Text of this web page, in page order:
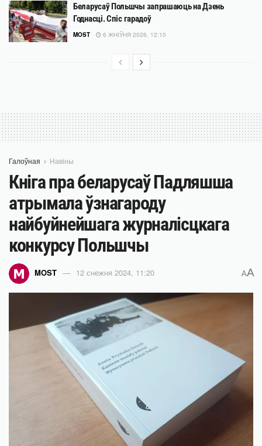
Беларусаў Польшчы запрашаюць на Дзень
Годнасці. Спіс гарадоў
MOST 6 ЖНІЎНЯ 2026, 12:10
Галоўная Навіны
Кніга пра беларусаў Падляшша
атрымала ўзнагароду
найбуйнейшага журналісцкага
конкурсу Польшчы
MOST 12 снежня 2024, 11:20 AA